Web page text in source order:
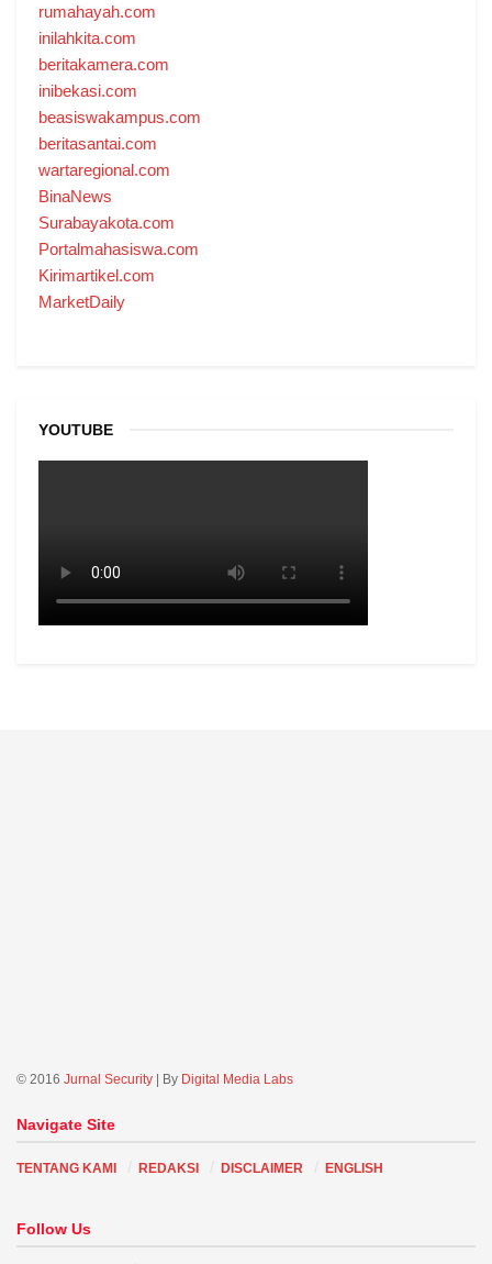
rumahayah.com
inilahkita.com
beritakamera.com
inibekasi.com
beasiswakampus.com
beritasantai.com
wartaregional.com
BinaNews
Surabayakota.com
Portalmahasiswa.com
Kirimartikel.com
MarketDaily
YOUTUBE
© 2016 Jurnal Security | By Digital Media Labs
Navigate Site
TENTANG KAMI REDAKSI DISCLAIMER ENGLISH
Follow Us